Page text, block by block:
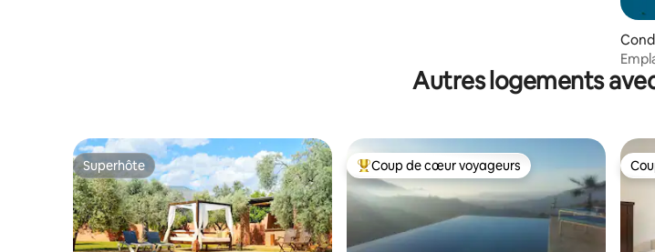
Autres logements
Superhôte
Superhôte Coup de cœur voyageurs parmi les plus aimés
Coup de cœur voyageurs